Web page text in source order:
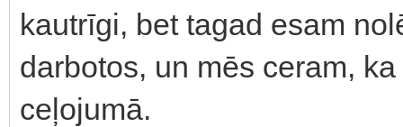
kautrīgi, bet tagad esam
darbotos, un mēs ceram,
ceļojumā.